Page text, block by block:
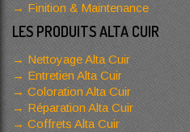
Finition & Maintenance
LES PRODUITS ALTA CUIR
Nettoyage Alta Cuir
Entretien Alta Cuir
Coloration Alta Cuir
Réparation Alta Cuir
Coffrets Alta Cuir